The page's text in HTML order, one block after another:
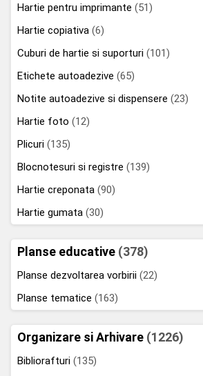
Hartie pentru imprimante (51)
Hartie copiativa (6)
Cuburi de hartie si suporturi (101)
Etichete autoadezive (65)
Notite autoadezive si dispensere (23)
Hartie foto (12)
Plicuri (135)
Blocnotesuri si registre (139)
Hartie creponata (90)
Hartie gumata (30)
Planse educative (378)
Planse dezvoltarea vorbirii (22)
Planse tematice (163)
Organizare si Arhivare (1226)
Bibliorafturi (135)